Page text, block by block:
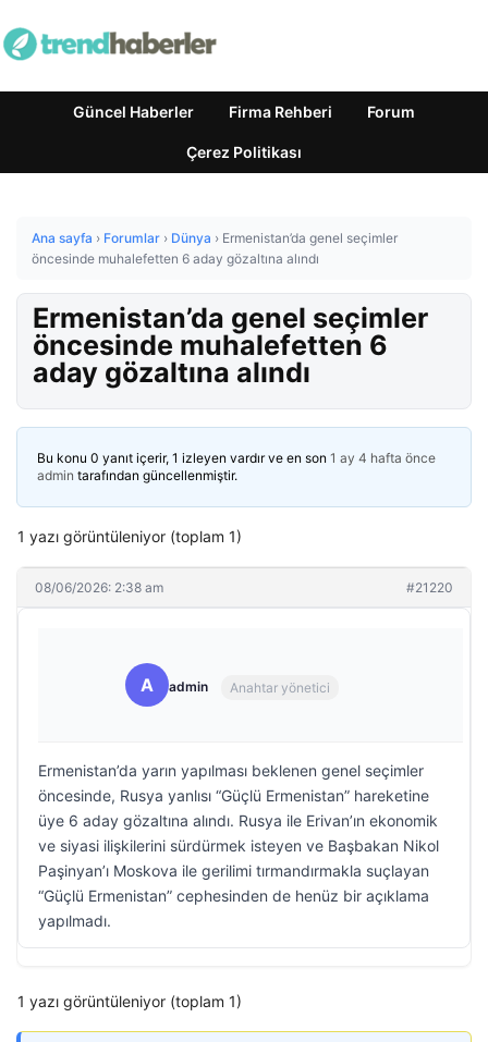
Güncel Haberler Firma Rehberi Forum
Çerez Politikası
Ana sayfa › Forumlar › Dünya › Ermenistan’da genel seçimler
öncesinde muhalefetten 6 aday gözaltına alındı
Ermenistan’da genel seçimler
öncesinde muhalefetten 6
aday gözaltına alındı
Bu konu 0 yanıt içerir, 1 izleyen vardır ve en son 1 ay 4 hafta önce
admin tarafından güncellenmiştir.
1 yazı görüntüleniyor (toplam 1)
08/06/2026: 2:38 am #21220
A admin Anahtar yönetici
Ermenistan’da yarın yapılması beklenen genel seçimler
öncesinde, Rusya yanlısı “Güçlü Ermenistan” hareketine
üye 6 aday gözaltına alındı. Rusya ile Erivan’ın ekonomik
ve siyasi ilişkilerini sürdürmek isteyen ve Başbakan Nikol
Paşinyan’ı Moskova ile gerilimi tırmandırmakla suçlayan
“Güçlü Ermenistan” cephesinden de henüz bir açıklama
yapılmadı.
1 yazı görüntüleniyor (toplam 1)